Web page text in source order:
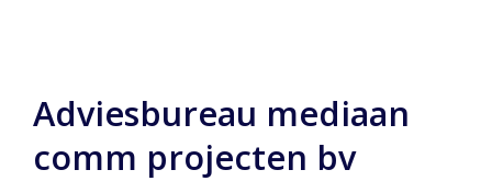
Adviesbureau mediaan
comm projecten bv